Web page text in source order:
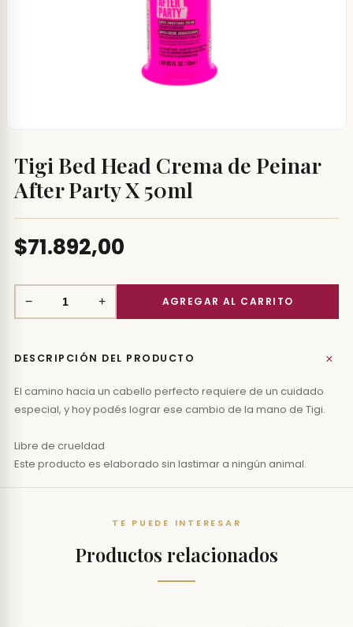
Tigi Bed Head Crema de Peinar
After Party X 50ml
$71.892,00
− +
DESCRIPCIÓN DEL PRODUCTO +
El camino hacia un cabello perfecto requiere de un cuidado
especial, y hoy podés lograr ese cambio de la mano de Tigi.
Libre de crueldad
Este producto es elaborado sin lastimar a ningún animal.
TE PUEDE INTERESAR
Productos relacionados